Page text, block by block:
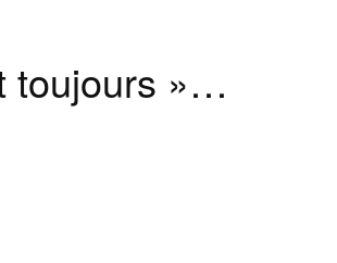
toujours »…